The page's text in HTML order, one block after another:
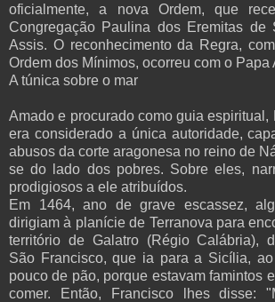
oficialmente, a nova Ordem, que
Congregação Paulina dos Eremitas de
Assis. O reconhecimento da Regra,
Ordem dos Mínimos, ocorreu com o Papa
A túnica sobre o mar
Amado e procurado como guia espiritual,
era considerado a única autoridade,
abusos da corte aragonesa no reino de
se do lado dos pobres. Sobre eles,
prodigiosos a ele atribuídos.
Em 1464, ano de grave escassez,
dirigiam à planície de Terranova para
território de Galatro (Régio Calábria),
São Francisco, que ia para a Sicília,
pouco de pão, porque estavam famintos
comer. Então, Francisco lhes disse: